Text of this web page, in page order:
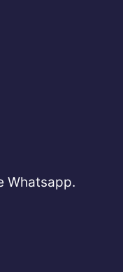
Whatsapp.